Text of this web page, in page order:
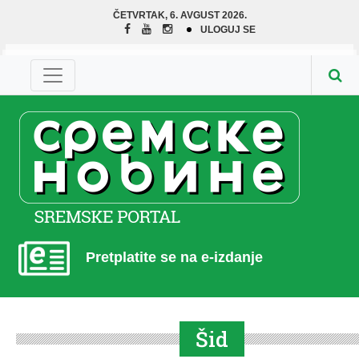
ČETVRTAK, 6. AVGUST 2026.
ULOGUJ SE
Pretplatite se na e-izdanje
Šid